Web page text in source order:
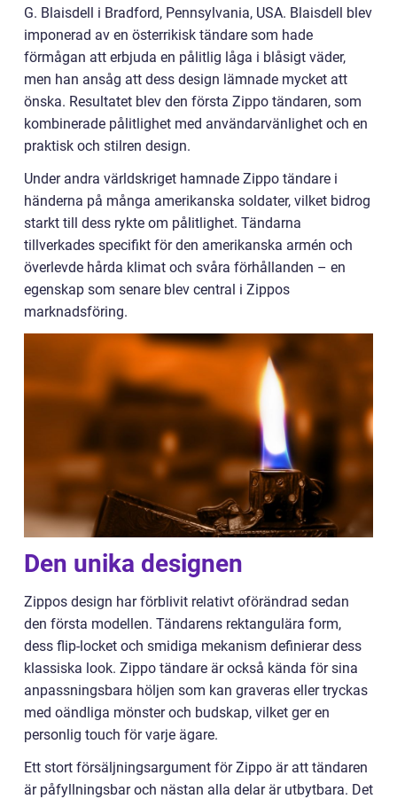
G. Blaisdell i Bradford, Pennsylvania, USA. Blaisdell blev
imponerad av en österrikisk tändare som hade
förmågan att erbjuda en pålitlig låga i blåsigt väder,
men han ansåg att dess design lämnade mycket att
önska. Resultatet blev den första Zippo tändaren, som
kombinerade pålitlighet med användarvänlighet och en
praktisk och stilren design.
Under andra världskriget hamnade Zippo tändare i
händerna på många amerikanska soldater, vilket bidrog
starkt till dess rykte om pålitlighet. Tändarna
tillverkades specifikt för den amerikanska armén och
överlevde hårda klimat och svåra förhållanden – en
egenskap som senare blev central i Zippos
marknadsföring.
Den unika designen
Zippos design har förblivit relativt oförändrad sedan
den första modellen. Tändarens rektangulära form,
dess flip-locket och smidiga mekanism definierar dess
klassiska look. Zippo tändare är också kända för sina
anpassningsbara höljen som kan graveras eller tryckas
med oändliga mönster och budskap, vilket ger en
personlig touch för varje ägare.
Ett stort försäljningsargument för Zippo är att tändaren
är påfyllningsbar och nästan alla delar är utbytbara. Det